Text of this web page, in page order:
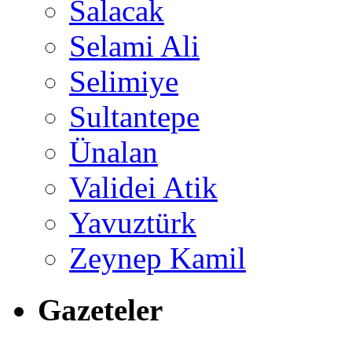
Salacak
Selami Ali
Selimiye
Sultantepe
Ünalan
Validei Atik
Yavuztürk
Zeynep Kamil
Gazeteler